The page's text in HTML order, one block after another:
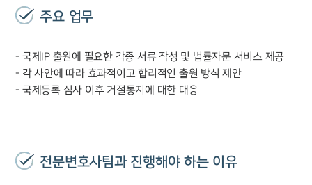
그룹소개
주요 업무
- 국제IP 출원에 필요한 각종 서류 작성 및 법률자문 서비스 제공
- 각 사안에 따라 효과적이고 합리적인 출원 방식 제안
- 국제등록 심사 이후 거절통지에 대한 대응
전문변호사팀과 진행해야 하는 이유